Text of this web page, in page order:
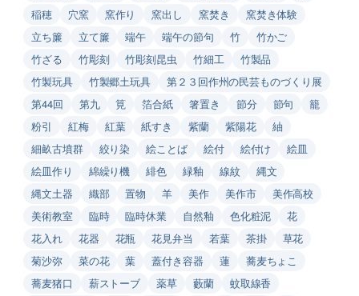
稲穂
穴窯 窯作り 窯出し 窯焚き
窯焚き体験
立ち簾
立て簾 端午 端午の節句 竹
竹かご
竹ざる
竹彫刻 竹彫刻昆虫 竹細工
竹製品
竹製玩具
竹製郷土玩具
第２３回作州の民芸ものづくり展
第44回
第九 筧 箔合紙 箸置き 節分 節句
籠
粉引
紅梅 紅葉 紙すき 紫蘭 紫陽花
紬
細畝古墳群
絞り染 絵ことば 絵付 絵付け
絵皿
絵皿作り
綿繰り機 緋色 緑釉 線紋
縄文
縄文土器
織部 置物 羊 美作 美作市
美作高校
美術教室
臨時 臨時休業 自然釉 色化粧泥
花
花入れ
花器 花瓶 花見弁当 若葉 茶掛
草花
菊沙弥
菜の花 葉 蓋付き容器 蓮
蕎麦ちょこ
蕎麦猪口
薪ストーブ 薬草 藪蘭
蚊取線香